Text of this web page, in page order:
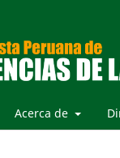
Acerca de